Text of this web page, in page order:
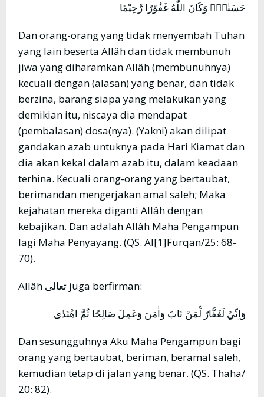
حَسَنٰتٍۗ وَكَانَ اللّٰهُ غَفُوْرًا رَّحِيْمًا
Dan orang-orang yang tidak menyembah Tuhan
yang lain beserta Allâh dan tidak membunuh
jiwa yang diharamkan Allâh (membunuhnya)
kecuali dengan (alasan) yang benar, dan tidak
berzina, barang siapa yang melakukan yang
demikian itu, niscaya dia mendapat
(pembalasan) dosa(nya). (Yakni) akan dilipat
gandakan azab untuknya pada Hari Kiamat dan
dia akan kekal dalam azab itu, dalam keadaan
terhina. Kecuali orang-orang yang bertaubat,
berimandan mengerjakan amal saleh; Maka
kejahatan mereka diganti Allâh dengan
kebajikan. Dan adalah Allâh Maha Pengampun
lagi Maha Penyayang. (QS. Al[1]Furqan/25: 68-
70).
Allâh تعالى juga berfirman:
وَاِنِّيْ لَغَفَّارٌ لِّمَنْ تَابَ وَاٰمَنَ وَعَمِلَ صَالِحًا ثُمَّ اهْتَدٰى
Dan sesungguhnya Aku Maha Pengampun bagi
orang yang bertaubat, beriman, beramal saleh,
kemudian tetap di jalan yang benar. (QS. Thaha/
20: 82).